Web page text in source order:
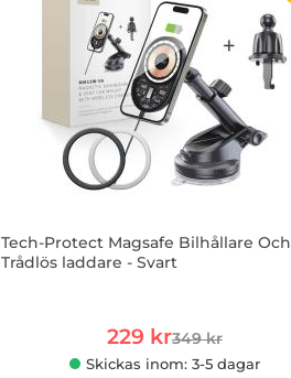
Tech-Protect Magsafe Bilhållare Och
Trådlös laddare - Svart
rea pris
229 krtidigare pris
349 kr
Skickas inom: 3-5 dagar